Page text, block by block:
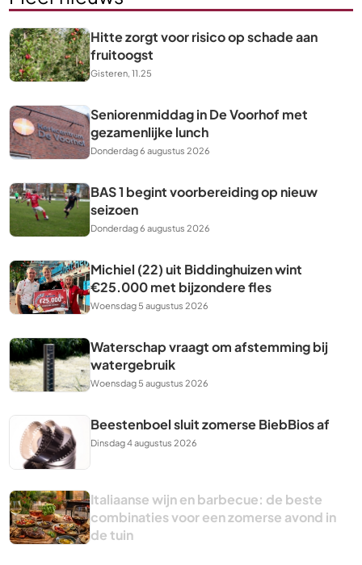
Hitte zorgt voor risico op schade aan
fruitoogst
Gisteren, 11.25
Seniorenmiddag in De Voorhof met
gezamenlijke lunch
Donderdag 6 augustus 2026
BAS 1 begint voorbereiding op nieuw
seizoen
Donderdag 6 augustus 2026
Michiel (22) uit Biddinghuizen wint
€25.000 met bijzondere fles
Woensdag 5 augustus 2026
Waterschap vraagt om afstemming bij
watergebruik
Woensdag 5 augustus 2026
Beestenboel sluit zomerse BiebBios af
Dinsdag 4 augustus 2026
Italiaanse wijn en barbecue: de beste
combinaties voor een zomerse avond in
de tuin